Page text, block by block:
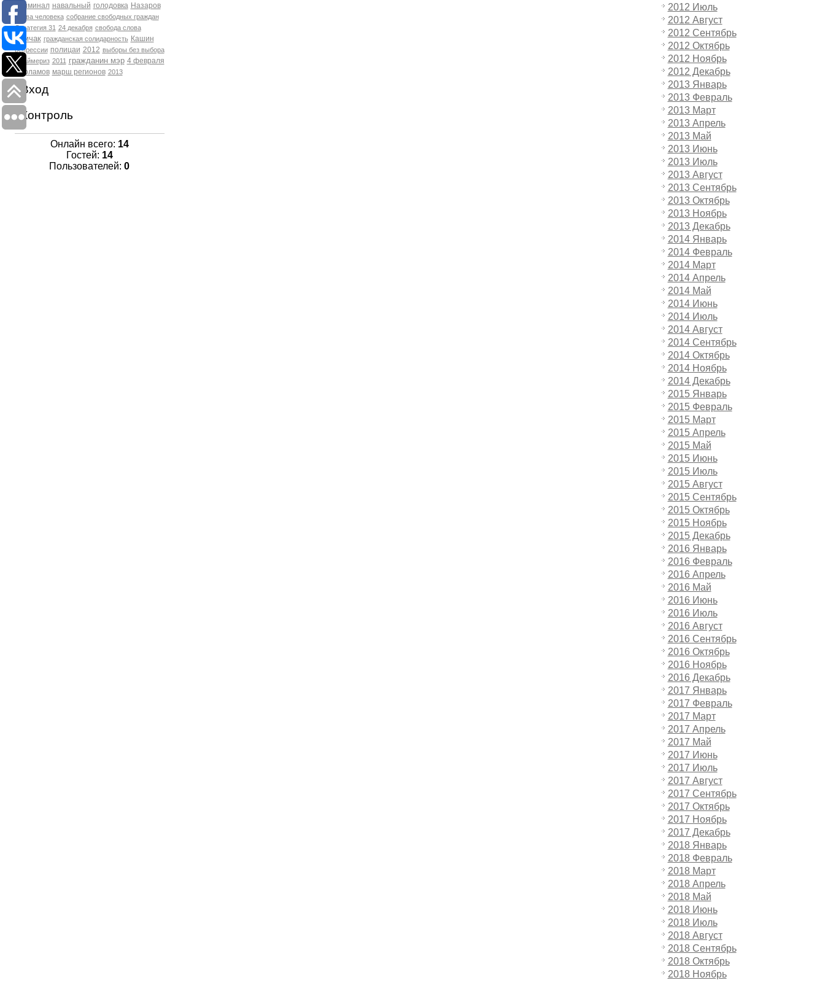
Криминал навальный голодовка Назаров
права человека собрание свободных граждан
Стратегия 31 24 декабря свобода слова
Томчак гражданская солидарность Кашин
репрессии полицаи 2012 выборы без выбора
Праймериз 2011 гражданин мэр 4 февраля
Варламов марш регионов 2013
Вход
Контроль
Онлайн всего: 14
Гостей: 14
Пользователей: 0
2012 Июль
2012 Август
2012 Сентябрь
2012 Октябрь
2012 Ноябрь
2012 Декабрь
2013 Январь
2013 Февраль
2013 Март
2013 Апрель
2013 Май
2013 Июнь
2013 Июль
2013 Август
2013 Сентябрь
2013 Октябрь
2013 Ноябрь
2013 Декабрь
2014 Январь
2014 Февраль
2014 Март
2014 Апрель
2014 Май
2014 Июнь
2014 Июль
2014 Август
2014 Сентябрь
2014 Октябрь
2014 Ноябрь
2014 Декабрь
2015 Январь
2015 Февраль
2015 Март
2015 Апрель
2015 Май
2015 Июнь
2015 Июль
2015 Август
2015 Сентябрь
2015 Октябрь
2015 Ноябрь
2015 Декабрь
2016 Январь
2016 Февраль
2016 Апрель
2016 Май
2016 Июнь
2016 Июль
2016 Август
2016 Сентябрь
2016 Октябрь
2016 Ноябрь
2016 Декабрь
2017 Январь
2017 Февраль
2017 Март
2017 Апрель
2017 Май
2017 Июнь
2017 Июль
2017 Август
2017 Сентябрь
2017 Октябрь
2017 Ноябрь
2017 Декабрь
2018 Январь
2018 Февраль
2018 Март
2018 Апрель
2018 Май
2018 Июнь
2018 Июль
2018 Август
2018 Сентябрь
2018 Октябрь
2018 Ноябрь